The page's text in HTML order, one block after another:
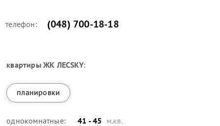
телефон: (048) 700-18-18
квартирыЖК ЛЕСSKY:
планировки
однокомнатные: 41 - 45 м.кв.